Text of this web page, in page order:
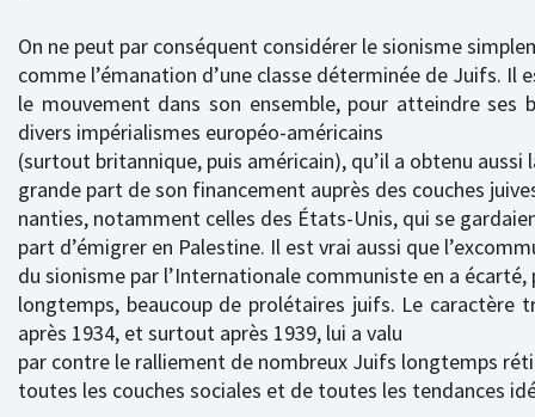
On ne peut par conséquent considérer le sionisme
comme l’émanation d’une classe déterminée de Juifs. Il
le mouvement dans son ensemble, pour atteindre ses
divers impérialismes européo-américains
(surtout britannique, puis américain), qu’il a obtenu aussi
grande part de son financement auprès des couches
nanties, notamment celles des États-Unis, qui se
part d’émigrer en Palestine. Il est vrai aussi que
du sionisme par l’Internationale communiste en a écarté,
longtemps, beaucoup de prolétaires juifs. Le caractère
après 1934, et surtout après 1939, lui a valu
par contre le ralliement de nombreux Juifs longtemps
toutes les couches sociales et de toutes les tendances